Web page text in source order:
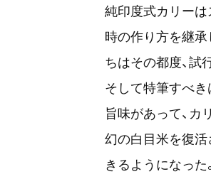
純印度式カリー
時の作り方を継承
ちはその都度、試
そして特筆すべき
旨味があって、カ
幻の白目米を復活
きるようになった